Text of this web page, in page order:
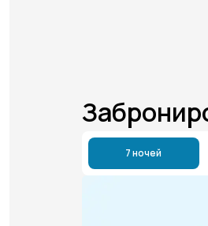
7 ночей